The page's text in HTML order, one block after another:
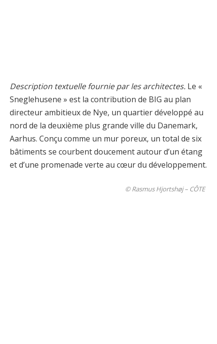
Description textuelle fournie par les architectes. Le «
Sneglehusene » est la contribution de BIG au plan
directeur ambitieux de Nye, un quartier développé au
nord de la deuxième plus grande ville du Danemark,
Aarhus. Conçu comme un mur poreux, un total de six
bâtiments se courbent doucement autour d’un étang
et d’une promenade verte au cœur du développement.
© Rasmus Hjortshøj – CÔTE